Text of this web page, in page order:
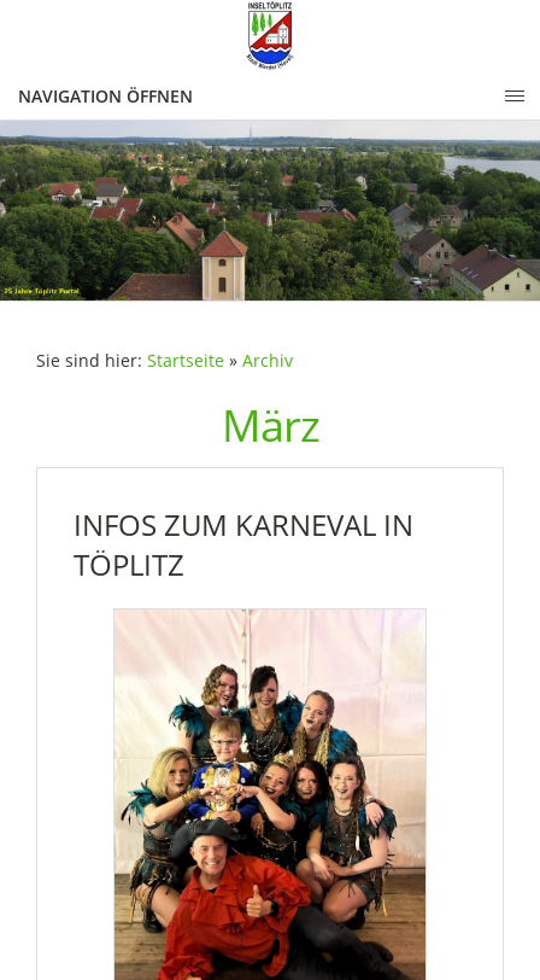
NAVIGATION ÖFFNEN
Sie sind hier: Startseite » Archiv
März
INFOS ZUM KARNEVAL IN
TÖPLITZ